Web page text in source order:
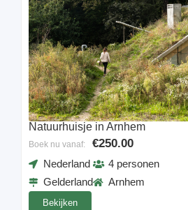
Natuurhuisje in Arnhem
Boek nu vanaf: €250.00
Nederland
Gelderland
4 personen
Arnhem
Bekijken